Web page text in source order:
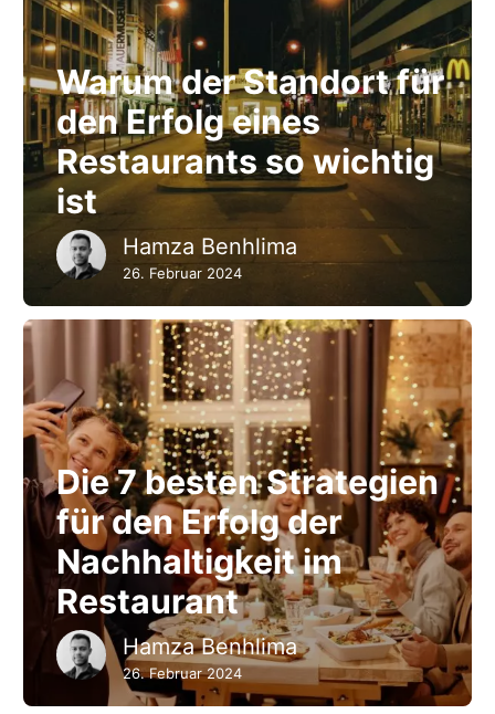
Warum der Standort für
den Erfolg eines
Restaurants so wichtig
ist
Hamza Benhlima
26. Februar 2024
Die 7 besten Strategien
für den Erfolg der
Nachhaltigkeit im
Restaurant
Hamza Benhlima
26. Februar 2024